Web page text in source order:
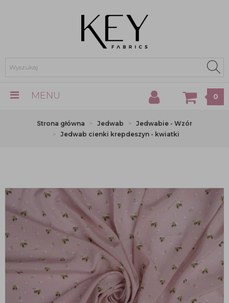
MENU 0
Strona główna Jedwab
Jedwabie - Wzór
Jedwab cienki krepdeszyn - kwiatki